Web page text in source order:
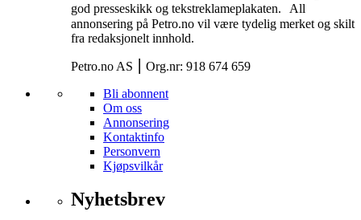
god presseskikk og tekstreklameplakaten. All
annonsering på Petro.no vil være tydelig merket og skilt
fra redaksjonelt innhold.
Petro.no AS ⎮ Org.nr: 918 674 659
Bli abonnent
Om oss
Annonsering
Kontaktinfo
Personvern
Kjøpsvilkår
Nyhetsbrev